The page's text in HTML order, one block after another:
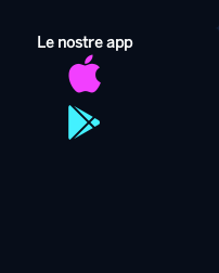
Le nostre app